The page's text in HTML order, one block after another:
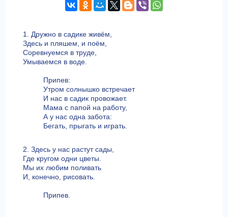
1. Дружно в садике живём,
Здесь и пляшем, и поём,
Соревнуемся в труде,
Умываемся в воде.
Припев:
Утром солнышко встречает
И нас в садик провожает.
Мама с папой на работу,
А у нас одна забота:
Бегать, прыгать и играть.
2. Здесь у нас растут сады,
Где кругом одни цветы.
Мы их любим поливать
И, конечно, рисовать.
Припев.